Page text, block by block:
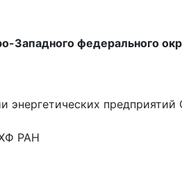
Западного федерального
энергетических
РАН